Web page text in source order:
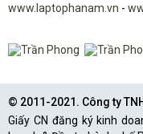
www.laptophanam.vn -
© 2011-2021. Công ty
Giấy CN đăng ký kinh